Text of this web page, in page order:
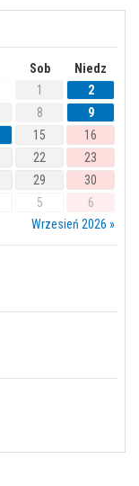
Sob
Niedz
1
2
8
9
15
16
22
23
29
30
5
6
Wrzesień 2026 »